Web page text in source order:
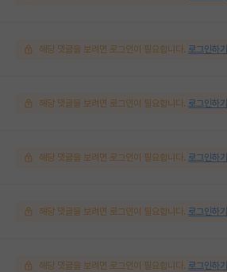
해당 댓글을 보려면 로그인이 필요합니다. 로그인하기
해당 댓글을 보려면 로그인이 필요합니다. 로그인하기
해당 댓글을 보려면 로그인이 필요합니다. 로그인하기
해당 댓글을 보려면 로그인이 필요합니다. 로그인하기
해당 댓글을 보려면 로그인이 필요합니다. 로그인하기